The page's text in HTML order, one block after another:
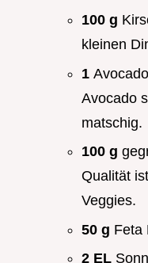
100 g
kleinen
1
Avocado
matschig.
100 g
Qualität
Veggies.
50 g Feta
2 EL